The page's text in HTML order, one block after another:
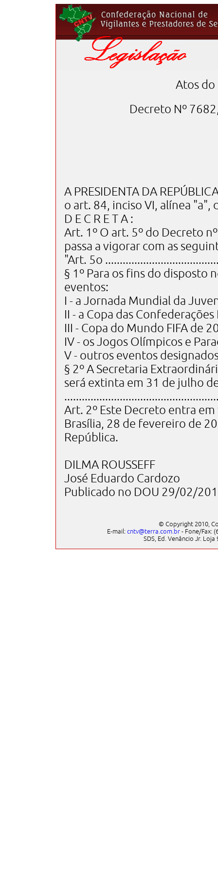
Atos do
Decreto Nº
A PRESIDENTA DA
o art. 84, inciso VI, alínea "a",
D E C R E T A :
Art. 1º O art. 5º do Decreto
passa a vigorar com as
"Art. 5o
§ 1º Para os fins do disposto
eventos:
I - a Jornada Mundial da
II - a Copa das Confederações
III - Copa do Mundo FIFA de
IV - os Jogos Olímpicos e
V - outros eventos
§ 2º A Secretaria
será extinta em 31 de julho
Art. 2º Este Decreto entra
Brasília, 28 de fevereiro de
República.
DILMA ROUSSEFF
José Eduardo Cardozo
Publicado no DOU 29/02/
© Copyright 2010,
E-mail: cntv@terra.com.br- Fone/Fax:
SDS, Ed. Venâncio Jr. Loja